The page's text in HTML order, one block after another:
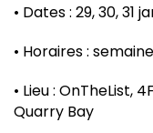
• Dates : 29, 30, 31
• Horaires :
• Lieu : OnTheList,
Quarry Bay